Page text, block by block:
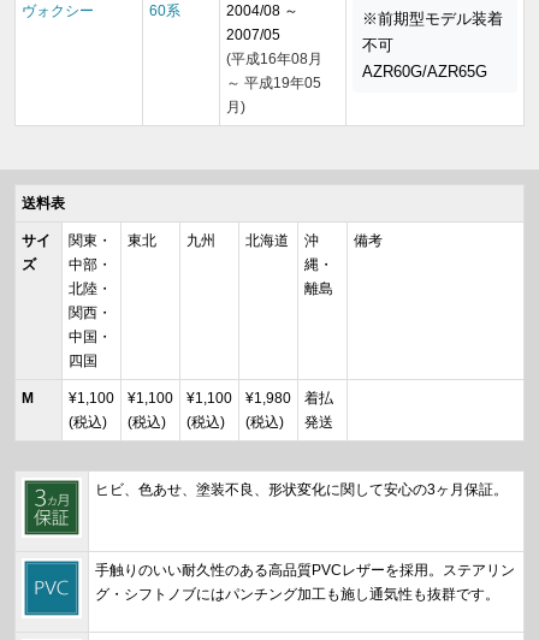
ヴォクシー 60系
2004/08 ～
2007/05
(平成16年08月
～ 平成19年05
月)
※前期型モデル装着
不可
AZR60G/AZR65G
送料表
サイ
ズ
関東・
中部・
北陸・
関西・
中国・
四国
東北 九州 北海道
沖
縄・
離島
備考
M
¥1,100
(税込)
¥1,100
(税込)
¥1,100
(税込)
¥1,980
(税込)
着払
発送
ヒビ、色あせ、塗装不良、形状変化に関して安心の3ヶ月保証。
手触りのいい耐久性のある高品質PVCレザーを採用。ステアリン
グ・シフトノブにはパンチング加工も施し通気性も抜群です。